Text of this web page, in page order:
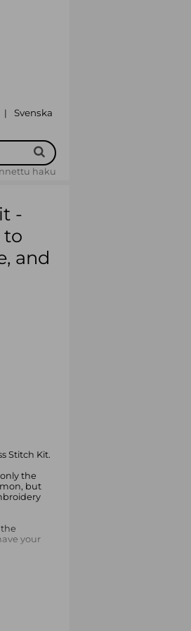
| Svenska
haku
-
to
and
Stitch Kit.
the
but
your
you've
your
make,